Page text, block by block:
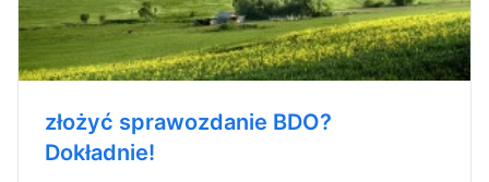
złożyć sprawozdanie BDO?
Dokładnie!